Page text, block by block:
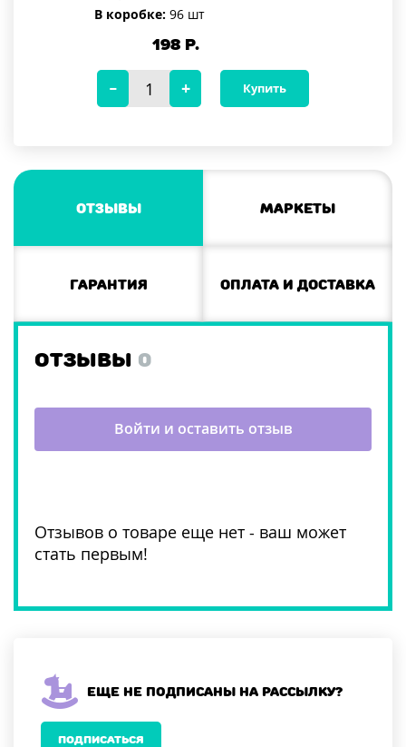
В коробке: 96 шт
198Р.
Купить
Отзывы Маркеты
Гарантия Оплата и доставка
ОТЗЫВЫ 0
Отзывов о товаре еще нет - ваш может
стать первым!
Войти и оставить отзыв
Еще не подписаны на рассылку?
ПОДПИСАТЬСЯ